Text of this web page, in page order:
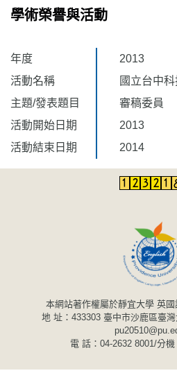
學術榮譽與活動
年度
2013
活動名稱
國立台中
主題/發表題目
審稿委員
活動開始日期
2013
活動結束日期
2014
本網站著作權屬於靜宜大學 英國
地 址：433303 臺中市沙鹿區臺
電 話：04-2632 8001/分